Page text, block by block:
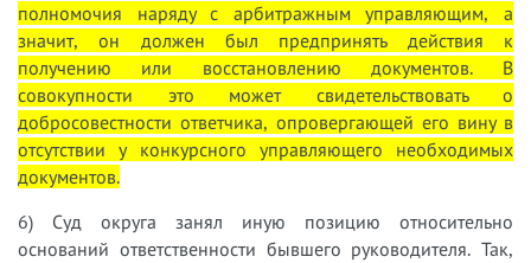
полномочия наряду с арбитражным управляющим, а
значит, он должен был предпринять действия к
получению или восстановлению документов. В
совокупности это может свидетельствовать о
добросовестности ответчика, опровергающей его вину в
отсутствии у конкурсного управляющего необходимых
документов.
6) Суд округа занял иную позицию относительно
оснований ответственности бывшего руководителя. Так,